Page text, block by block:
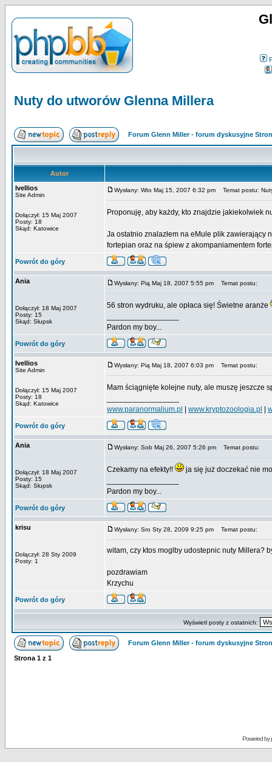
Nuty do utworów Glenna Millera
Forum Glenn Miller - forum dyskusyjne
Autor
Ivellios
Site Admin
Dołączył: 15 Maj 2007
Posty: 18
Skąd: Katowice
Wysłany: Wto Maj 15, 2007 6:32 pm Temat postu:
Proponuję, aby każdy, kto znajdzie jakiekolwiek
Ja ostatnio znalazłem na eMule plik zawierający
fortepian oraz na śpiew z akompaniamentem
Powrót do góry
Ania
Dołączył: 18 Maj 2007
Posty: 15
Skąd: Słupsk
Wysłany: Pią Maj 18, 2007 5:55 pm Temat postu:
56 stron wydruku, ale opłaca się! Świetne aranże
Pardon my boy...
Powrót do góry
Ivellios
Site Admin
Dołączył: 15 Maj 2007
Posty: 18
Skąd: Katowice
Wysłany: Pią Maj 18, 2007 6:03 pm Temat postu:
Mam ściągnięte kolejne nuty, ale muszę jeszcze
www.paranormalium.pl
www.kryptozoologia.pl
Powrót do góry
Ania
Dołączył: 18 Maj 2007
Posty: 15
Skąd: Słupsk
Wysłany: Sob Maj 26, 2007 5:26 pm Temat postu:
Czekamy na efekty!!
ja się już doczekać nie
Pardon my boy...
Powrót do góry
krisu
Dołączył: 28 Sty 2009
Posty: 1
Wysłany: Sro Sty 28, 2009 9:25 pm Temat postu:
witam, czy ktos moglby udostepnic nuty Millera?
pozdrawiam
Krzychu
Powrót do góry
Wyświetl posty z ostatnich:
Forum Glenn Miller - forum dyskusyjne
Strona 1 z 1
Powered by